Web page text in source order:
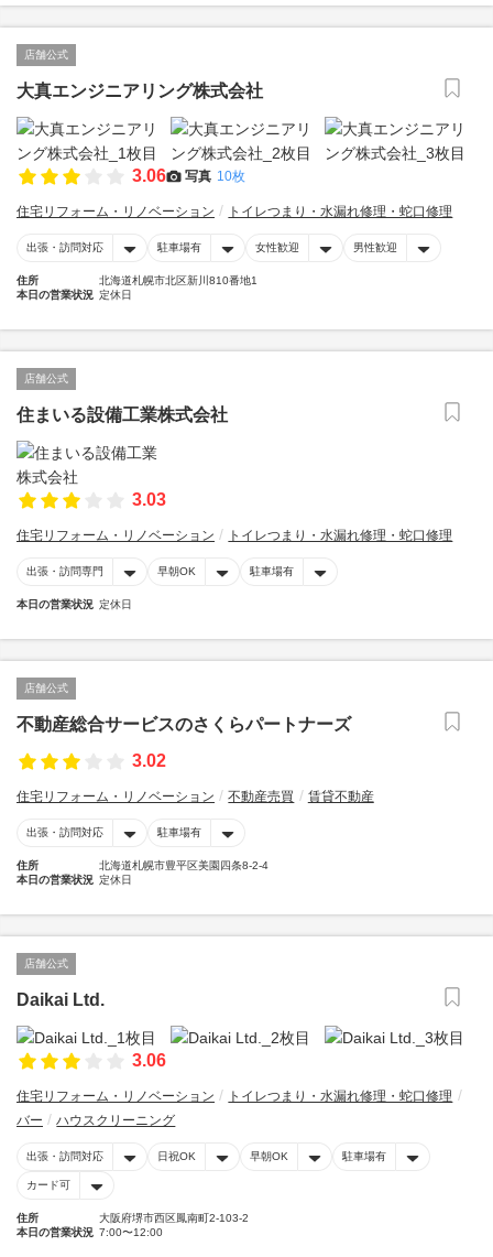
店舗公式
大真エンジニアリング株式会社
3.06 写真 10枚
住宅リフォーム・リノベーション トイレつまり・水漏れ修理・蛇口修理
出張・訪問対応 駐車場有 女性歓迎 男性歓迎
住所
北海道札幌市北区新川810番地1
本日の営業状況 定休日
店舗公式
住まいる設備工業株式会社
3.03
住宅リフォーム・リノベーション トイレつまり・水漏れ修理・蛇口修理
出張・訪問専門 早朝OK 駐車場有
本日の営業状況 定休日
店舗公式
不動産総合サービスのさくらパートナーズ
3.02
住宅リフォーム・リノベーション 不動産売買 賃貸不動産
出張・訪問対応 駐車場有
住所
北海道札幌市豊平区美園四条8-2-4
本日の営業状況 定休日
店舗公式
Daikai Ltd.
3.06
住宅リフォーム・リノベーション
トイレつまり・水漏れ修理・蛇口修理
バー
ハウスクリーニング
出張・訪問対応 日祝OK 早朝OK 駐車場有
カード可
住所
大阪府堺市西区鳳南町2-103-2
本日の営業状況 7:00〜12:00